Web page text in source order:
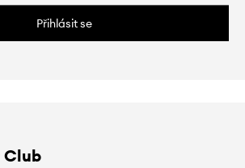
Přihlásit se
Club